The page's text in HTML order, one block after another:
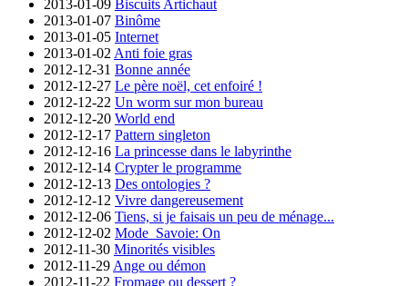
2013-01-09 Biscuits Artichaut
2013-01-07 Binôme
2013-01-05 Internet
2013-01-02 Anti foie gras
2012-12-31 Bonne année
2012-12-27 Le père noël, cet enfoiré !
2012-12-22 Un worm sur mon bureau
2012-12-20 World end
2012-12-17 Pattern singleton
2012-12-16 La princesse dans le labyrinthe
2012-12-14 Crypter le programme
2012-12-13 Des ontologies ?
2012-12-12 Vivre dangereusement
2012-12-06 Tiens, si je faisais un peu de ménage...
2012-12-02 Mode_Savoie: On
2012-11-30 Minorités visibles
2012-11-29 Ange ou démon
2012-11-22 Fromage ou dessert ?